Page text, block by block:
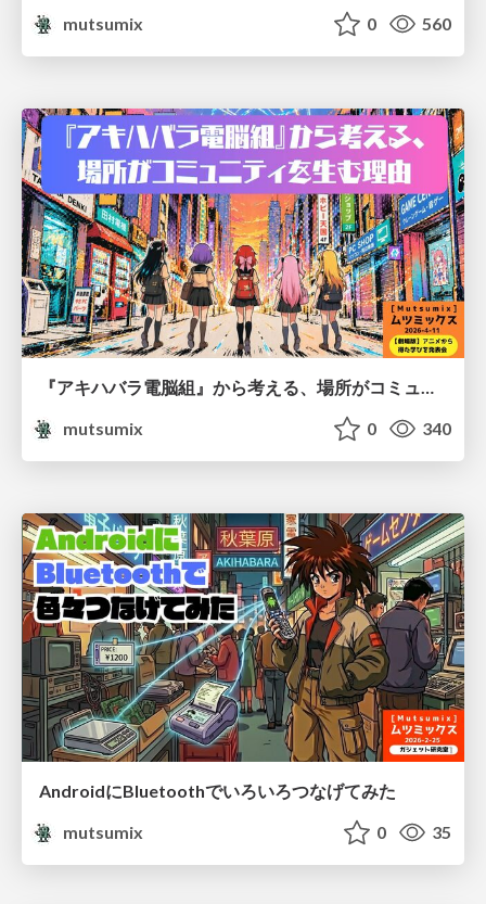
mutsumix
0 560
mutsumix
0 340
AndroidにBluetoothでいろいろつなげてみた
mutsumix
0 35